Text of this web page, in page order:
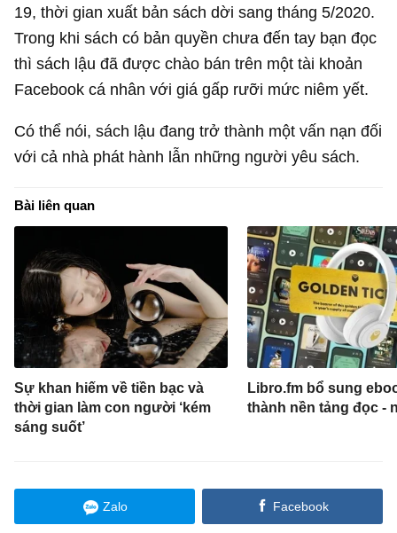
19, thời gian xuất bản sách dời sang tháng 5/2020.
Trong khi sách có bản quyền chưa đến tay bạn đọc
thì sách lậu đã được chào bán trên một tài khoản
Facebook cá nhân với giá gấp rưỡi mức niêm yết.
Có thể nói, sách lậu đang trở thành một vấn nạn đối
với cả nhà phát hành lẫn những người yêu sách.
Bài liên quan
Sự khan hiếm về tiền bạc và
thời gian làm con người ‘kém
sáng suốt’
Libro.fm bổ sung
thành nền tảng đọc -
Zalo Facebook